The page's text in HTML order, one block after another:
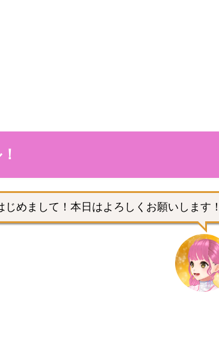
じめまして！本日はよろしくお願いします！